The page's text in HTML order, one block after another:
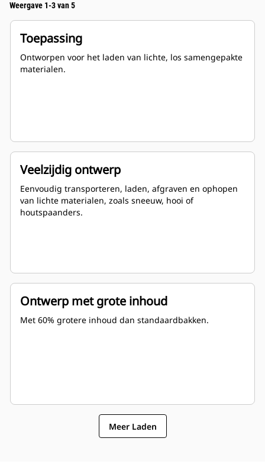
Weergave 1-3 van 5
Toepassing
Ontworpen voor het laden van lichte, los samengepakte
materialen.
Veelzijdig ontwerp
Eenvoudig transporteren, laden, afgraven en ophopen
van lichte materialen, zoals sneeuw, hooi of
houtspaanders.
Ontwerp met grote inhoud
Met 60% grotere inhoud dan standaardbakken.
Meer Laden